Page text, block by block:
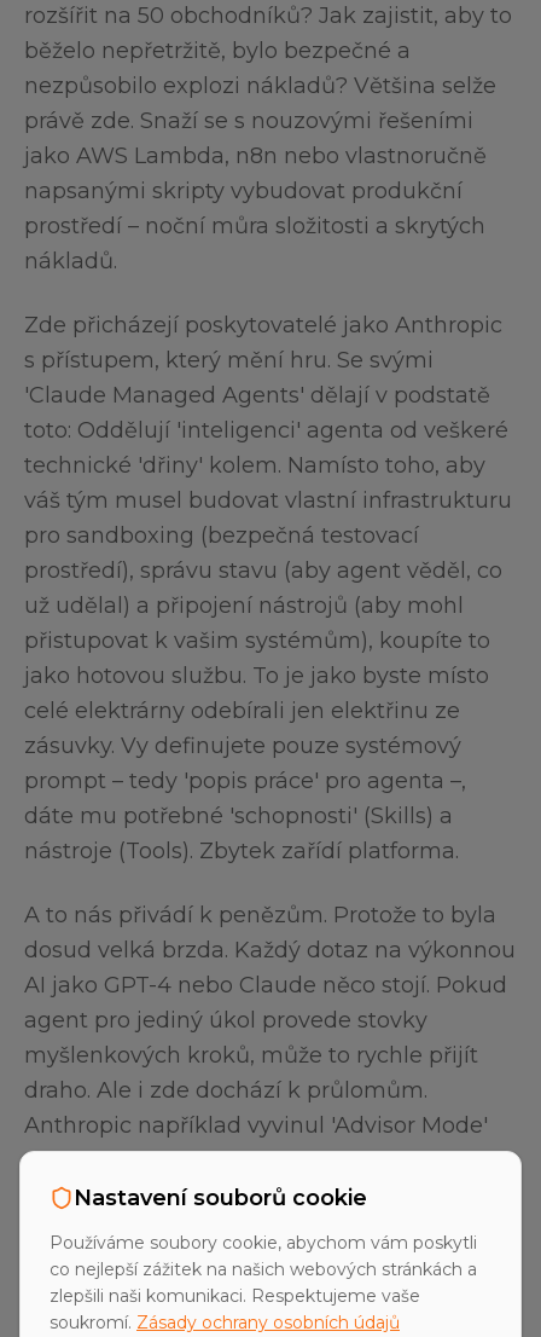
rozšířit na 50 obchodníků? Jak zajistit, aby to
běželo nepřetržitě, bylo bezpečné a
nezpůsobilo explozi nákladů? Většina selže
právě zde. Snaží se s nouzovými řešeními
jako AWS Lambda, n8n nebo vlastnoručně
napsanými skripty vybudovat produkční
prostředí – noční můra složitosti a skrytých
nákladů.
Zde přicházejí poskytovatelé jako Anthropic
s přístupem, který mění hru. Se svými
'Claude Managed Agents' dělají v podstatě
toto: Oddělují 'inteligenci' agenta od veškeré
technické 'dřiny' kolem. Namísto toho, aby
váš tým musel budovat vlastní infrastrukturu
pro sandboxing (bezpečná testovací
prostředí), správu stavu (aby agent věděl, co
už udělal) a připojení nástrojů (aby mohl
přistupovat k vašim systémům), koupíte to
jako hotovou službu. To je jako byste místo
celé elektrárny odebírali jen elektřinu ze
zásuvky. Vy definujete pouze systémový
prompt – tedy 'popis práce' pro agenta –,
dáte mu potřebné 'schopnosti' (Skills) a
nástroje (Tools). Zbytek zařídí platforma.
A to nás přivádí k penězům. Protože to byla
dosud velká brzda. Každý dotaz na výkonnou
AI jako GPT-4 nebo Claude něco stojí. Pokud
agent pro jediný úkol provede stovky
myšlenkových kroků, může to rychle přijít
draho. Ale i zde dochází k průlomům.
Anthropic například vyvinul 'Advisor Mode'
pro svého kódujícího agenta. Výsledek, zcela
bez marketingových keců: šestinásobné
snížení nákladů na API při srovnatelné
kvalitě. Šestinásobně! Spočítejte si to na rok.
Najednou se stávají realistickými kalkulace
Nastavení souborů cookie
Používáme soubory cookie, abychom vám poskytli
co nejlepší zážitek na našich webových stránkách a
zlepšili naši komunikaci. Respektujeme vaše
soukromí. Zásady ochrany osobních údajů